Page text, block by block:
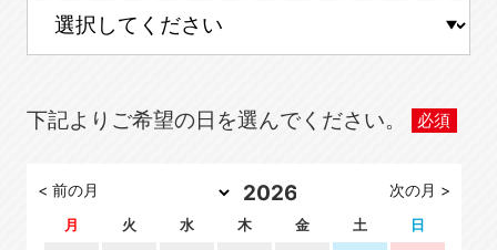
下記よりご希望の日を選んでください。
< 前の月 次の月 >
月 火 水 木 金 土 日